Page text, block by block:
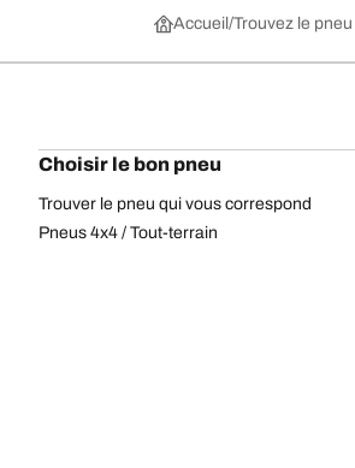
Accueil Trouvez le
Choisir le bon pneu
Trouver le pneu qui vous correspond
Pneus 4x4 / Tout-terrain